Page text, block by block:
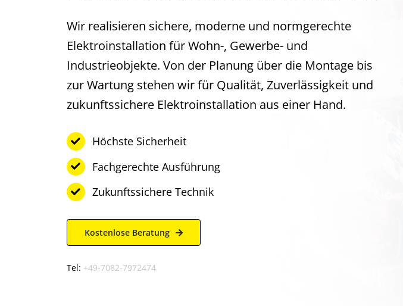
Wir realisieren sichere, moderne und normgerechte
Elektroinstallation für Wohn-, Gewerbe- und
Industrieobjekte. Von der Planung über die Montage bis
zur Wartung stehen wir für Qualität, Zuverlässigkeit und
zukunftssichere Elektroinstallation aus einer Hand.
Höchste Sicherheit
Fachgerechte Ausführung
Zukunftssichere Technik
Kostenlose Beratung
Tel: +49-7082-7972474